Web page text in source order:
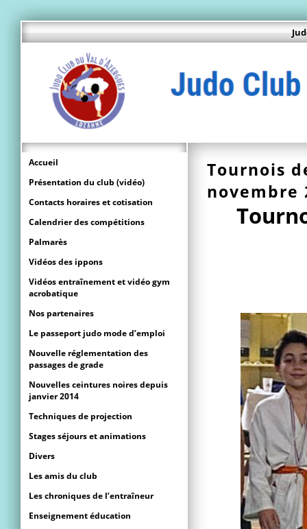
Tournois
novembre
Accueil
Présentation du club (vidéo)
Contacts horaires et cotisation
Calendrier des compétitions
Palmarès
Vidéos des ippons
Vidéos entraînement et vidéo gym
acrobatique
Nos partenaires
Le passeport judo mode d’emploi
Nouvelle réglementation des
passages de grade
Nouvelles ceintures noires depuis
janvier 2014
Techniques de projection
Stages séjours et animations
Divers
Les amis du club
Les chroniques de l’entraîneur
Enseignement éducation